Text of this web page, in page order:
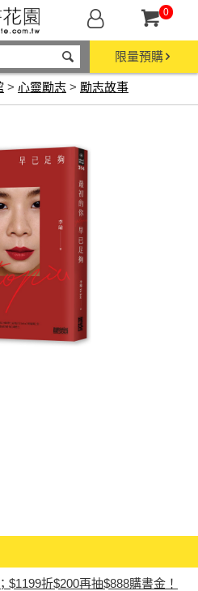
0
限量預購
> 心靈勵志 > 勵志故事
$1199折$200再抽$888購書金！